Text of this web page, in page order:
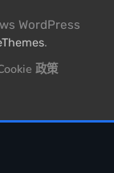
WordPress
.
政策